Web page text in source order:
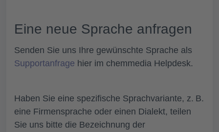
Eine neue Sprache anfragen
Senden Sie uns Ihre gewünschte Sprache als
Supportanfrage hier im chemmedia Helpdesk.
Haben Sie eine spezifische Sprachvariante, z. B.
eine Firmensprache oder einen Dialekt, teilen
Sie uns bitte die Bezeichnung der